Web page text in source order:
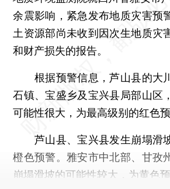
余震影响，紧急发布地质灾害预
土资源部尚未收到因次生地质灾
和财产损失的报告。
根据预警信息，芦山县的大
石镇、宝盛乡及宝兴县局部山区
可能性很大，为最高级别的红色预
芦山县、宝兴县发生崩塌滑
橙色预警。雅安市中北部、甘孜
崩塌滑坡的可能性较大，为黄色预